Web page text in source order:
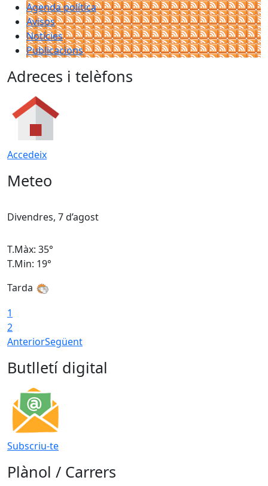
Agenda política
Avisos
Notícies
Publicacions
Adreces i telèfons
Accedeix
Meteo
Divendres, 7 d’agost
T.Màx: 35°
T.Min: 19°
Tarda
1
2
AnteriorSegüent
Butlletí digital
Subscriu-te
Plànol / Carrers